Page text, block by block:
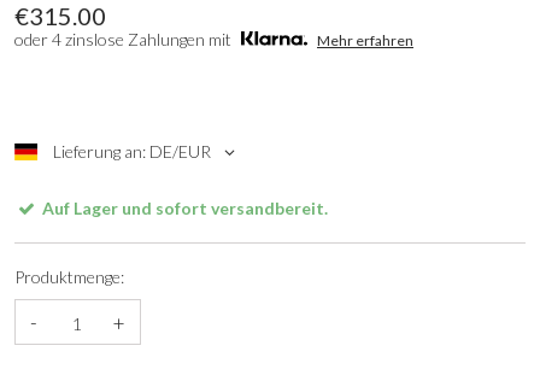
€315.00
oder 4 zinslose Zahlungen mit Mehr erfahren
Lieferung an: DE/EUR
Auf Lager und sofort versandbereit.
Produktmenge:
- +